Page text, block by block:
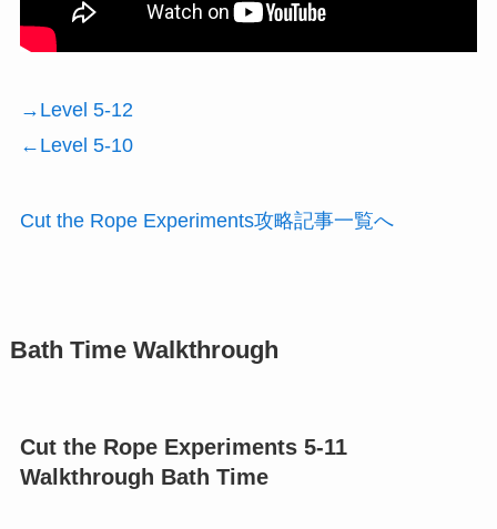
→Level 5-12
←Level 5-10
Cut the Rope Experiments攻略記事一覧へ
Bath Time Walkthrough
Cut the Rope Experiments 5-11
Walkthrough Bath Time